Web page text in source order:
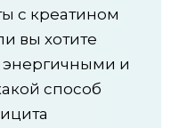
с креатином
вы хотите
энергичными и
способ